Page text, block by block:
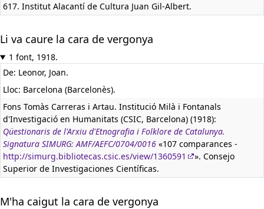
617. Institut Alacantí de Cultura Juan Gil-Albert.
Li va caure la cara de vergonya
1 font, 1918.
De: Leonor, Joan.
Lloc: Barcelona (Barcelonès).
Fons Tomàs Carreras i Artau. Institució Milà i Fontanals
d'Investigació en Humanitats (CSIC, Barcelona) (1918):
Qüestionaris de l'Arxiu d'Etnografia i Folklore de Catalunya.
Signatura SIMURG: AMF/AEFC/0704/0016 «107 comparances -
http://simurg.bibliotecas.csic.es/view/1360591
». Consejo
Superior de Investigaciones Científicas.
M'ha caigut la cara de vergonya